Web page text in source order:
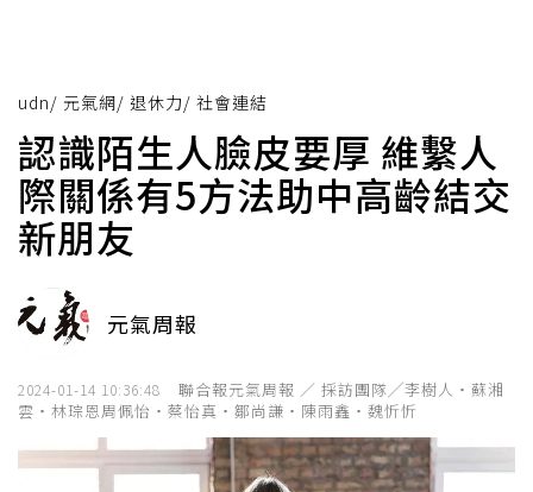
udn/ 元氣網/ 退休力/ 社會連結
認識陌生人臉皮要厚 維繫人
際關係有5方法助中高齡結交
新朋友
元氣周報
2024-01-14 10:36:48
聯合報元氣周報 ／ 採訪團隊╱李樹人‧蘇湘
雲‧林琮恩周佩怡‧蔡怡真‧鄒尚謙‧陳雨鑫‧魏忻忻